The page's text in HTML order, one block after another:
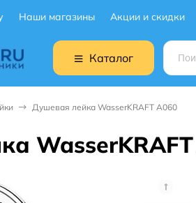
Наши магазины Акции и скидки
Каталог
Душевая лейка WasserKRAFT A060